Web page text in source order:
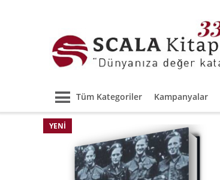
Tüm Kategoriler Kampanyalar
YENI